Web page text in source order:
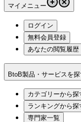
マイメニュー
ログイン
無料会員登録
あなたの閲覧履歴
BtoB製品・サービスを探
カテゴリーから探
ランキングから探
専門家一覧